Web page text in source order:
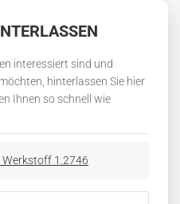
interessiert sind und
hinterlassen Sie hier
Ihnen so schnell wie
1.2746